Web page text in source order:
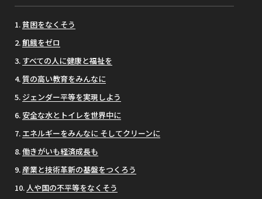
貧困をなくそう
飢餓をゼロ
すべての人に健康と福祉を
質の高い教育をみんなに
ジェンダー平等を実現しよう
安全な水とトイレを世界中に
エネルギーをみんなに そしてクリーンに
働きがいも経済成長も
産業と技術革新の基盤をつくろう
人や国の不平等をなくそう